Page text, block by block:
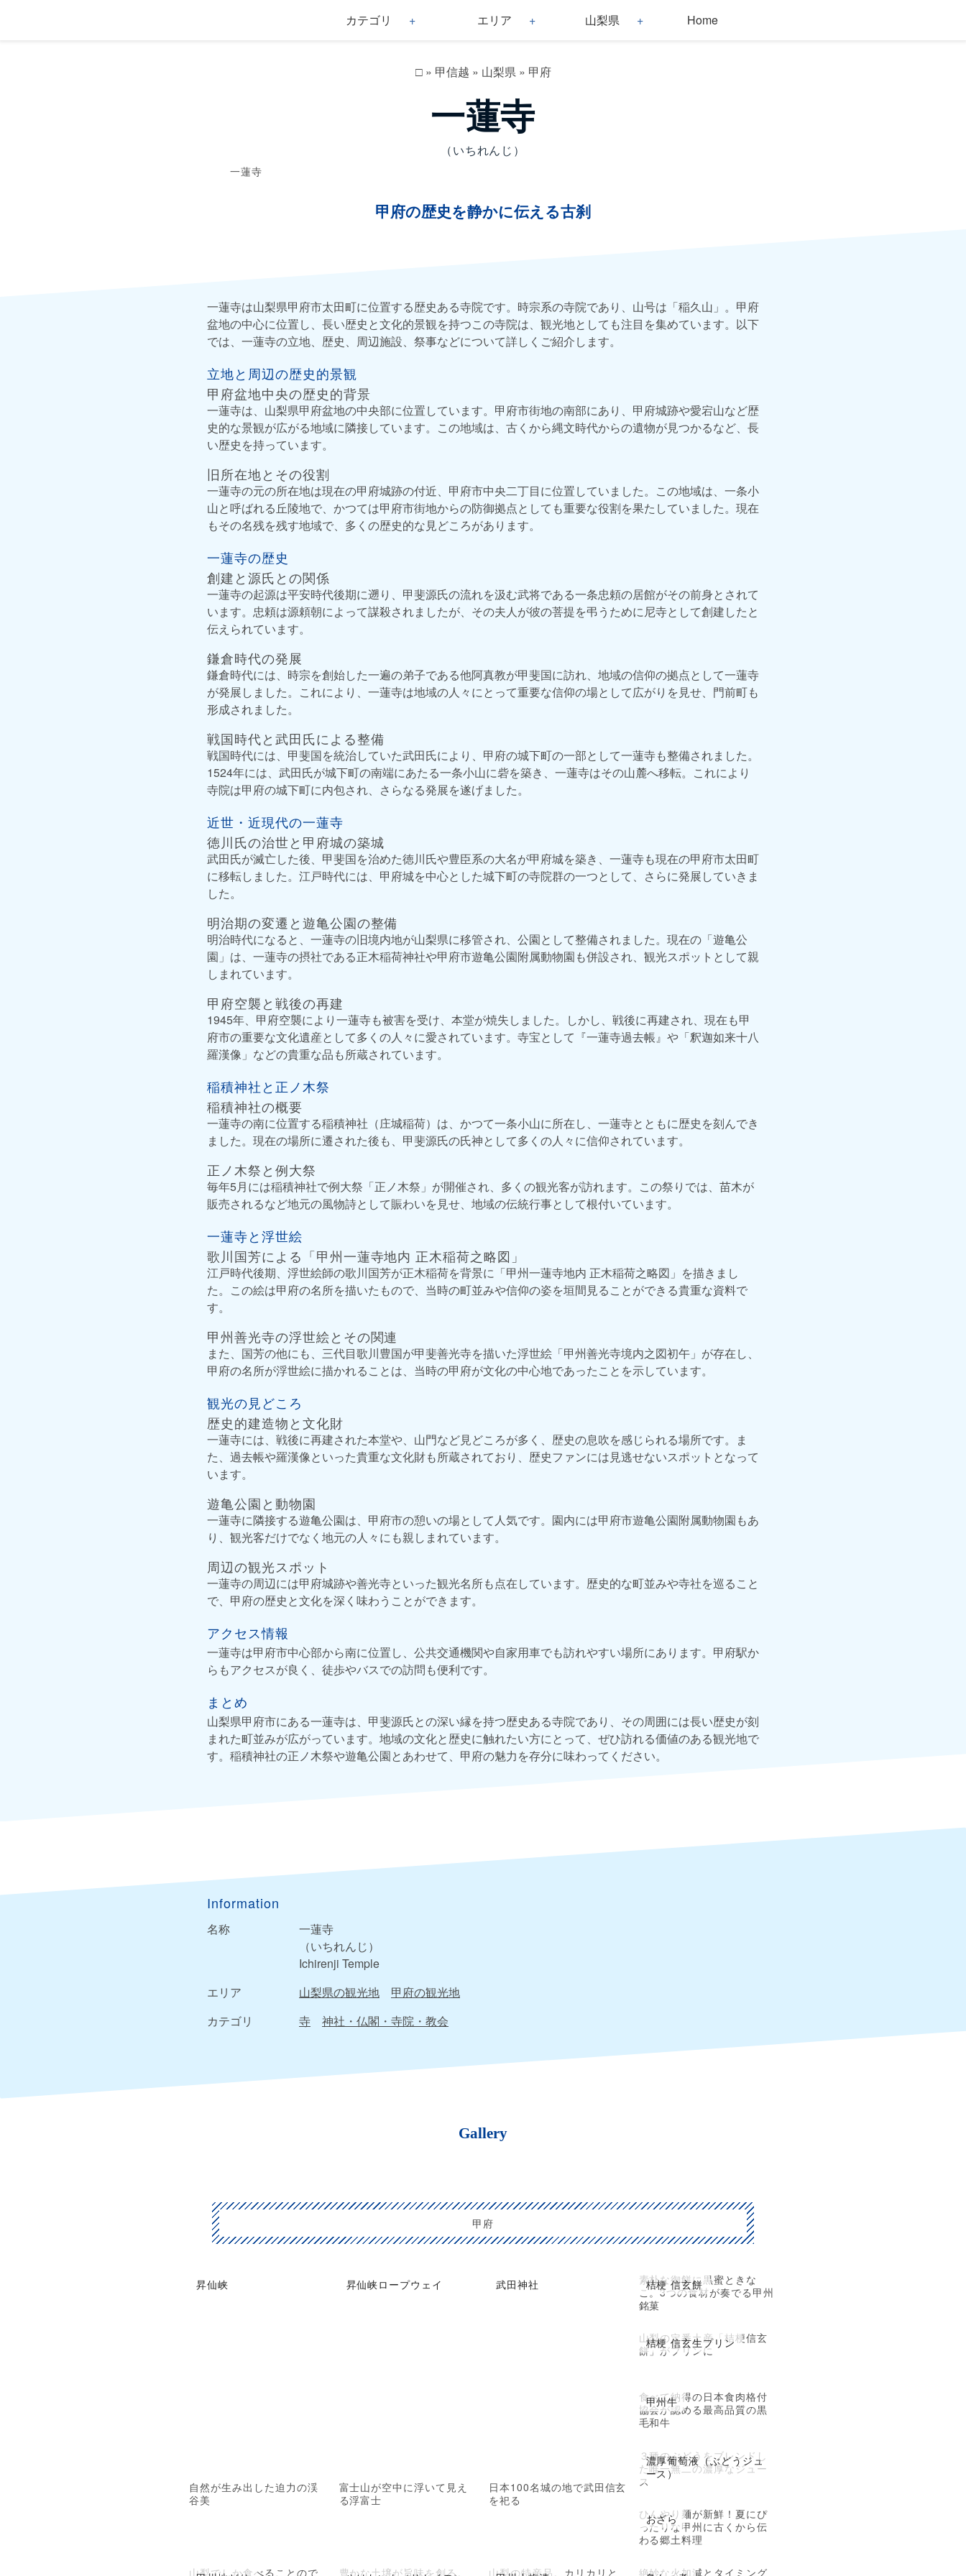
カテゴリ エリア 山梨県 Home
□» 甲信越 » 山梨県» 甲府
一蓮寺
（いちれんじ）
一蓮寺
甲府の歴史を静かに伝える古刹
一蓮寺は山梨県甲府市太田町に位置する歴史ある寺院です。時宗系の寺院であり、山号は「稲久山」。甲府
盆地の中心に位置し、長い歴史と文化的景観を持つこの寺院は、観光地としても注目を集めています。以下
では、一蓮寺の立地、歴史、周辺施設、祭事などについて詳しくご紹介します。
立地と周辺の歴史的景観
甲府盆地中央の歴史的背景
一蓮寺は、山梨県甲府盆地の中央部に位置しています。甲府市街地の南部にあり、甲府城跡や愛宕山など歴
史的な景観が広がる地域に隣接しています。この地域は、古くから縄文時代からの遺物が見つかるなど、長
い歴史を持っています。
旧所在地とその役割
一蓮寺の元の所在地は現在の甲府城跡の付近、甲府市中央二丁目に位置していました。この地域は、一条小
山と呼ばれる丘陵地で、かつては甲府市街地からの防御拠点としても重要な役割を果たしていました。現在
もその名残を残す地域で、多くの歴史的な見どころがあります。
一蓮寺の歴史
創建と源氏との関係
一蓮寺の起源は平安時代後期に遡り、甲斐源氏の流れを汲む武将である一条忠頼の居館がその前身とされて
います。忠頼は源頼朝によって謀殺されましたが、その夫人が彼の菩提を弔うために尼寺として創建したと
伝えられています。
鎌倉時代の発展
鎌倉時代には、時宗を創始した一遍の弟子である他阿真教が甲斐国に訪れ、地域の信仰の拠点として一蓮寺
が発展しました。これにより、一蓮寺は地域の人々にとって重要な信仰の場として広がりを見せ、門前町も
形成されました。
戦国時代と武田氏による整備
戦国時代には、甲斐国を統治していた武田氏により、甲府の城下町の一部として一蓮寺も整備されました。
1524年には、武田氏が城下町の南端にあたる一条小山に砦を築き、一蓮寺はその山麓へ移転。これにより
寺院は甲府の城下町に内包され、さらなる発展を遂げました。
近世・近現代の一蓮寺
徳川氏の治世と甲府城の築城
武田氏が滅亡した後、甲斐国を治めた徳川氏や豊臣系の大名が甲府城を築き、一蓮寺も現在の甲府市太田町
に移転しました。江戸時代には、甲府城を中心とした城下町の寺院群の一つとして、さらに発展していきま
した。
明治期の変遷と遊亀公園の整備
明治時代になると、一蓮寺の旧境内地が山梨県に移管され、公園として整備されました。現在の「遊亀公
園」は、一蓮寺の摂社である正木稲荷神社や甲府市遊亀公園附属動物園も併設され、観光スポットとして親
しまれています。
甲府空襲と戦後の再建
1945年、甲府空襲により一蓮寺も被害を受け、本堂が焼失しました。しかし、戦後に再建され、現在も甲
府市の重要な文化遺産として多くの人々に愛されています。寺宝として『一蓮寺過去帳』や「釈迦如来十八
羅漢像」などの貴重な品も所蔵されています。
稲積神社と正ノ木祭
稲積神社の概要
一蓮寺の南に位置する稲積神社（庄城稲荷）は、かつて一条小山に所在し、一蓮寺とともに歴史を刻んでき
ました。現在の場所に遷された後も、甲斐源氏の氏神として多くの人々に信仰されています。
正ノ木祭と例大祭
毎年5月には稲積神社で例大祭「正ノ木祭」が開催され、多くの観光客が訪れます。この祭りでは、苗木が
販売されるなど地元の風物詩として賑わいを見せ、地域の伝統行事として根付いています。
一蓮寺と浮世絵
歌川国芳による「甲州一蓮寺地内 正木稲荷之略図」
江戸時代後期、浮世絵師の歌川国芳が正木稲荷を背景に「甲州一蓮寺地内 正木稲荷之略図」を描きまし
た。この絵は甲府の名所を描いたもので、当時の町並みや信仰の姿を垣間見ることができる貴重な資料で
す。
甲州善光寺の浮世絵とその関連
また、国芳の他にも、三代目歌川豊国が甲斐善光寺を描いた浮世絵「甲州善光寺境内之図初午」が存在し、
甲府の名所が浮世絵に描かれることは、当時の甲府が文化の中心地であったことを示しています。
観光の見どころ
歴史的建造物と文化財
一蓮寺には、戦後に再建された本堂や、山門など見どころが多く、歴史の息吹を感じられる場所です。ま
た、過去帳や羅漢像といった貴重な文化財も所蔵されており、歴史ファンには見逃せないスポットとなって
います。
遊亀公園と動物園
一蓮寺に隣接する遊亀公園は、甲府市の憩いの場として人気です。園内には甲府市遊亀公園附属動物園もあ
り、観光客だけでなく地元の人々にも親しまれています。
周辺の観光スポット
一蓮寺の周辺には甲府城跡や善光寺といった観光名所も点在しています。歴史的な町並みや寺社を巡ること
で、甲府の歴史と文化を深く味わうことができます。
アクセス情報
一蓮寺は甲府市中心部から南に位置し、公共交通機関や自家用車でも訪れやすい場所にあります。甲府駅か
らもアクセスが良く、徒歩やバスでの訪問も便利です。
まとめ
山梨県甲府市にある一蓮寺は、甲斐源氏との深い縁を持つ歴史ある寺院であり、その周囲には長い歴史が刻
まれた町並みが広がっています。地域の文化と歴史に触れたい方にとって、ぜひ訪れる価値のある観光地で
す。稲積神社の正ノ木祭や遊亀公園とあわせて、甲府の魅力を存分に味わってください。
Information
名称
一蓮寺
（いちれんじ）
Ichirenji Temple
エリア
山梨県の観光地
甲府の観光地
カテゴリ
寺 神社・仏閣・寺院・教会
Gallery
甲府
昇仙峡
自然が生み出した迫力の渓
谷美
昇仙峡ロープウェイ
富士山が空中に浮いて見え
る浮富士
武田神社
日本100名城の地で武田信玄
を祀る
桔梗 信玄餅
素朴な御餅に黒蜜ときな
こ。3つの食材が奏でる甲州
銘菓
桔梗 信玄生プリン
山梨の定番土産「桔梗信玄
餅」がプリンに
甲州牛
食べて納得の日本食肉格付
協会が認める最高品質の黒
毛和牛
濃厚葡萄液（ぶどうジュ
ース）
３種のぶどうをブレンドし
た唯一無二の濃厚なジュー
ス
おざら
ひんやり麺が新鮮！夏にぴ
ったりな甲州に古くから伝
わる郷土料理
山梨でしか食べることので 豊かな土壌が旨味を創る。 山梨の特産品。カリカリと 絶妙な火加減とタイミング